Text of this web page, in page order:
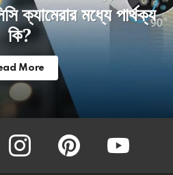
ক্যামেরার মধ্যে পার্থক্য
কি?
More
instagram pinterest youtube